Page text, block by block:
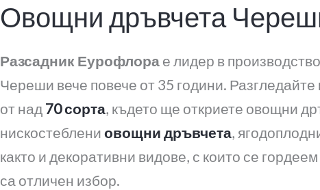
Овощни дръвчета
Разсадник Еурофлорае лидер в
Череши вече повече от 35 години.
от над70 сорта, където ще откриете овощни
нискостеблениовощни дръвчета,
както и декоративни видове, с които се
са отличен избор.